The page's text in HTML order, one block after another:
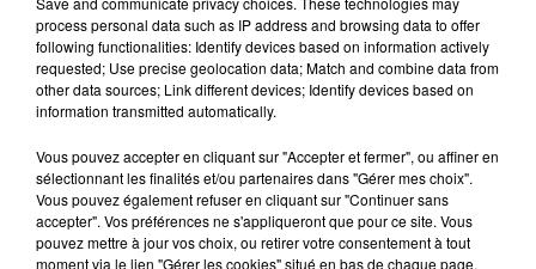
20 juillet 2026
UNE ADOLESCENTE DEVANT SE FAIRE
OPÉRER DE LA CHEVILLE RESSORT DE LA...
La famille a porté plainte contre la clinique qui a
reconnu sa responsabilité et présenté ses
process personal data such as IP address and browsing data to offer
following functionalities: Identify devices based on information actively
requested; Use precise geolocation data; Match and combine data from
other data sources; Link different devices; Identify devices based on
information transmitted automatically.
Vous pouvez accepter en cliquant sur "Accepter et fermer", ou affiner en
sélectionnant les finalités et/ou partenaires dans "Gérer mes choix".
Vous pouvez également refuser en cliquant sur "Continuer sans
accepter". Vos préférences ne s'appliqueront que pour ce site. Vous
pouvez mettre à jour vos choix, ou retirer votre consentement à tout
moment via le lien "Gérer les cookies" situé en bas de chaque page.